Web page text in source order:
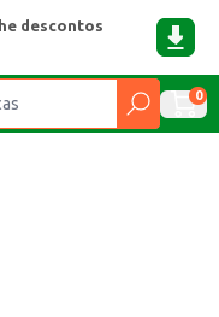
descontos
0